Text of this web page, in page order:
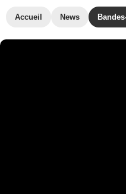
Accueil News